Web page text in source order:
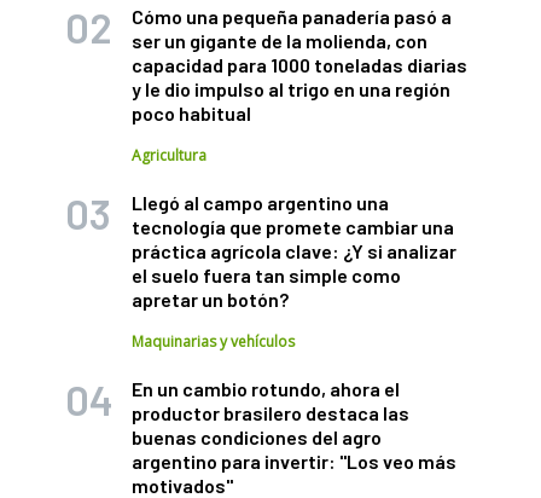
Cómo una pequeña panadería pasó a
ser un gigante de la molienda, con
capacidad para 1000 toneladas diarias
y le dio impulso al trigo en una región
poco habitual
Agricultura
Llegó al campo argentino una
tecnología que promete cambiar una
práctica agrícola clave: ¿Y si analizar
el suelo fuera tan simple como
apretar un botón?
Maquinarias y vehículos
En un cambio rotundo, ahora el
productor brasilero destaca las
buenas condiciones del agro
argentino para invertir: "Los veo más
motivados"